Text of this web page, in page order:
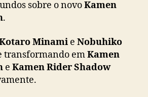
S
g
a
n
h
sobre o novoKamen
.
Minami e Nobuhiko
transformando emKamen
e Kamen Rider Shadow